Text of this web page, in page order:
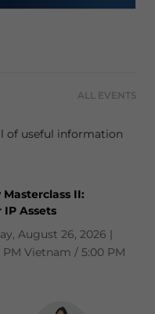
ALL EVENTS
of useful information
II:
Assets
August 26, 2026 |
Vietnam / 5:00 PM